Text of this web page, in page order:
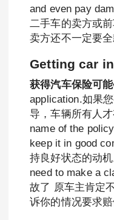
and even pay
二手车的卖方或
卖方还不一定要
Getting car
获得汽车保险可
application.如果
导，车辆所有人
name of the
keep it in good
持良好状态的动
need to make a
故了 原车主肯定
诉你的情况要求